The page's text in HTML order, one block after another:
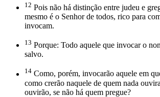
12 Pois não há distinção entre judeu e
mesmo é o Senhor de todos, rico para
invocam.
13 Porque: Todo aquele que invocar o
salvo.
14 Como, porém, invocarão aquele em
como crerão naquele de quem nada
ouvirão, se não há quem pregue?